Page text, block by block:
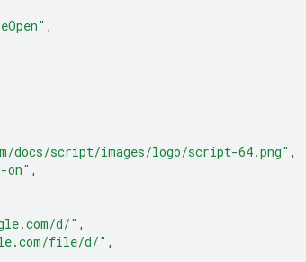
,
script/images/logo/script-64.png" ,
on" ,
d/" ,
file/d/" ,